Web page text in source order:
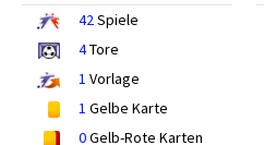
42Spiele
4Tore
1 Vorlage
1 Gelbe Karte
0Gelb-Rote Karten